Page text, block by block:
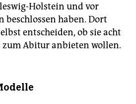
Holstein und vor
beschlossen haben. Dort
entscheiden, ob sie acht
zum Abitur anbieten wollen.